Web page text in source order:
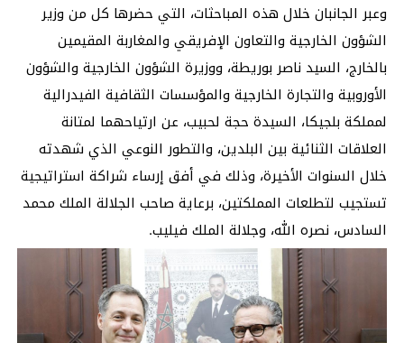
وعبر الجانبان خلال هذه المباحثات، التي حضرها كل من وزير
الشؤون الخارجية والتعاون الإفريقي والمغاربة المقيمين
بالخارج، السيد ناصر بوريطة، ووزيرة الشؤون الخارجية والشؤون
الأوروبية والتجارة الخارجية والمؤسسات الثقافية الفيدرالية
لمملكة بلجيكا، السيدة حجة لحبيب، عن ارتياحهما لمتانة
العلاقات الثنائية بين البلدين، والتطور النوعي الذي شهدته
خلال السنوات الأخيرة، وذلك في أفق إرساء شراكة استراتيجية
تستجيب لتطلعات المملكتين، برعاية صاحب الجلالة الملك محمد
السادس، نصره الله، وجلالة الملك فيليب.